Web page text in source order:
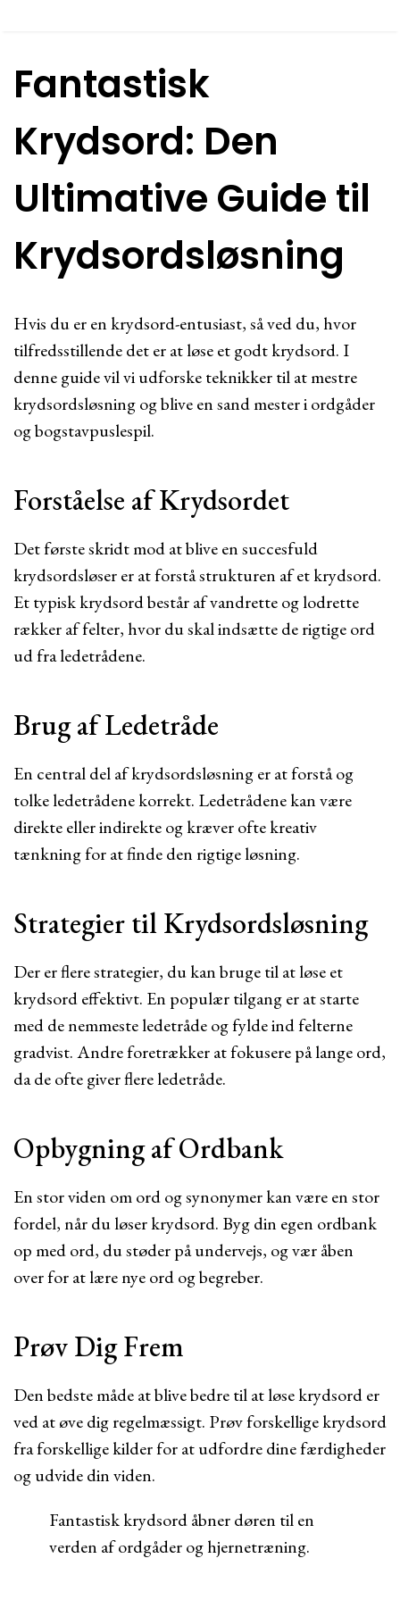
Fantastisk
Krydsord: Den
Ultimative Guide til
Krydsordsløsning
Hvis du er en krydsord-entusiast, så ved du, hvor
tilfredsstillende det er at løse et godt krydsord. I
denne guide vil vi udforske teknikker til at mestre
krydsordsløsning og blive en sand mester i ordgåder
og bogstavpuslespil.
Forståelse af Krydsordet
Det første skridt mod at blive en succesfuld
krydsordsløser er at forstå strukturen af et krydsord.
Et typisk krydsord består af vandrette og lodrette
rækker af felter, hvor du skal indsætte de rigtige ord
ud fra ledetrådene.
Brug af Ledetråde
En central del af krydsordsløsning er at forstå og
tolke ledetrådene korrekt. Ledetrådene kan være
direkte eller indirekte og kræver ofte kreativ
tænkning for at finde den rigtige løsning.
Strategier til Krydsordsløsning
Der er flere strategier, du kan bruge til at løse et
krydsord effektivt. En populær tilgang er at starte
med de nemmeste ledetråde og fylde ind felterne
gradvist. Andre foretrækker at fokusere på lange ord,
da de ofte giver flere ledetråde.
Opbygning af Ordbank
En stor viden om ord og synonymer kan være en stor
fordel, når du løser krydsord. Byg din egen ordbank
op med ord, du støder på undervejs, og vær åben
over for at lære nye ord og begreber.
Prøv Dig Frem
Den bedste måde at blive bedre til at løse krydsord er
ved at øve dig regelmæssigt. Prøv forskellige krydsord
fra forskellige kilder for at udfordre dine færdigheder
og udvide din viden.
Fantastisk krydsord åbner døren til en
verden af ordgåder og hjernetræning.